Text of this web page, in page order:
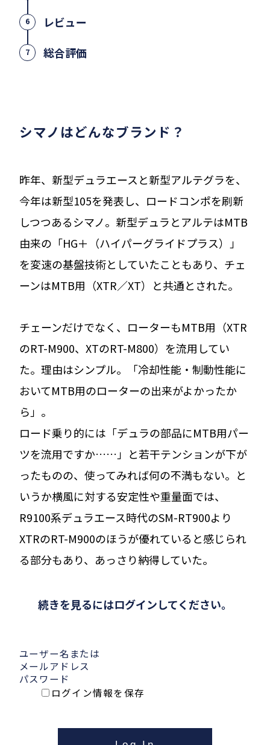
6 レビュー
7 総合評価
シマノはどんなブランド？
昨年、新型デュラエースと新型アルテグラを、
今年は新型105を発表し、ロードコンポを刷新
しつつあるシマノ。新型デュラとアルテはMTB
由来の「HG＋（ハイパーグライドプラス）」
を変速の基盤技術としていたこともあり、チェ
ーンはMTB用（XTR／XT）と共通とされた。
チェーンだけでなく、ローターもMTB用（XTR
のRT-M900、XTのRT-M800）を流用してい
た。理由はシンプル。「冷却性能・制動性能に
おいてMTB用のローターの出来がよかったか
ら」。
ロード乗り的には「デュラの部品にMTB用パー
ツを流用ですか……」と若干テンションが下が
ったものの、使ってみれば何の不満もない。と
いうか横風に対する安定性や重量面では、
R9100系デュラエース時代のSM-RT900より
XTRのRT-M900のほうが優れていると感じられ
る部分もあり、あっさり納得していた。
続きを見るにはログインしてください。
ユーザー名または
メールアドレス
パスワード
ログイン情報を保存